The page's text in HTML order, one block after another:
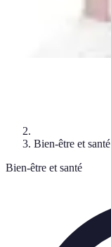
Bien-être et santé
Bien-être et santé